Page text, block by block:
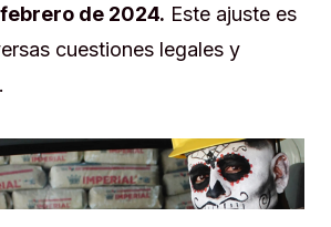
de 2024. Este ajuste es
cuestiones legales y